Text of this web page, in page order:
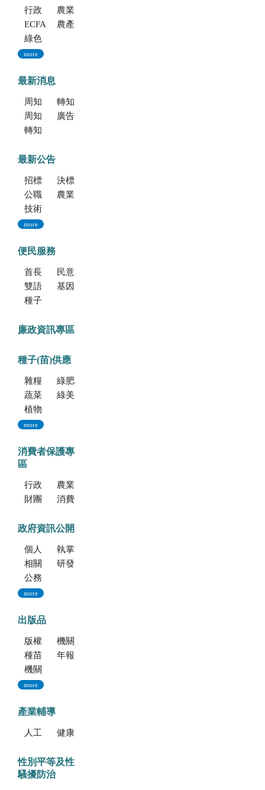
行政院重大政策(連結至行政院)
農業部重大政策(連結至農業部)
ECFA專區
農產業保險(連結至農糧署)
綠色環境給付計畫(連結至農糧署)
more
最新消息
周知文化部「2027年文化部百大文化基地徵選獎勵簡章」，歡迎踴躍參加。
轉知考選部「115年建築師、技師、大地工程技師（第二階段考試）、 不動產經紀人、記帳士考試」報名訊息
周知文化部文化資產局訂於115年9月19日至20日辦理「2026年全國古蹟日活動」
廣告文宣「116年度軍公教員工待遇提升方案」政策圖文說明
轉知海洋委員會海洋保育署「2026海洋保育創意短影音競賽」活動資訊
最新公告
招標公告
決標公告
公職人員利益衝突迴避法身份揭露專區
農業新聞
技術移轉公告
more
便民服務
首長信箱
民意信箱
雙語學習專區
基因改造植物委託檢測服務
種子調製加工暨寄倉服務
廉政資訊專區
種子(苗)供應
雜糧種子
綠肥種子
蔬菜種子
綠美化種苗
植物組織培養
more
消費者保護專
區
行政院消費者保護會
農業部消費者保護專區
財團法人中華民國消費者文教基金會
消費者保護法
政府資訊公開
個人資料保護專區
執掌與組織
相關法規
研發成果
公務出國報告資訊網
more
出版品
版權聲明--本網站發表之所有文章，係為學術研究成果，不得引用於產品及食品之標示、宣傳及廣告。若不當引用，應自負法律責任。
機關簡介
種苗科技專訊
年報
機關誌
more
產業輔導
人工培植拖鞋蘭 健康種苗驗證
性別平等及性
騷擾防治